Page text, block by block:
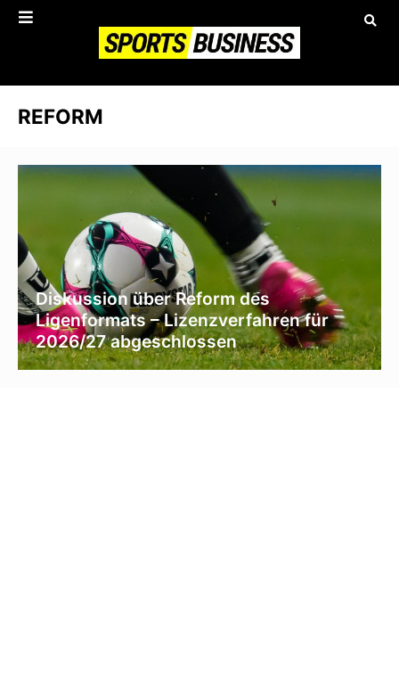
REFORM
Diskussion über Reform des
Ligenformats – Lizenzverfahren für
2026/27 abgeschlossen